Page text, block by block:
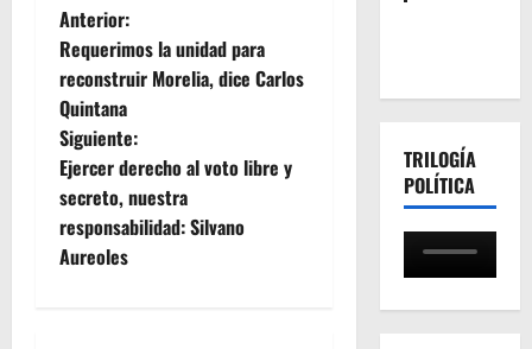
N
a
v
e
g
a
Anterior:
Requerimos la unidad para
reconstruir Morelia, dice Carlos
Quintana
Siguiente:
Ejercer derecho al voto libre y
secreto, nuestra
responsabilidad: Silvano
Aureoles
TRILOGÍA
POLÍTICA